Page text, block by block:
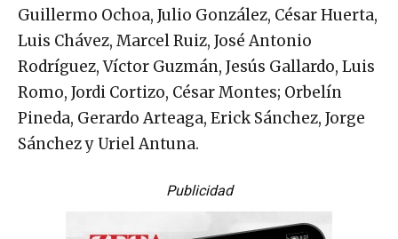
Guillermo Ochoa, Julio González, César Huerta,
Luis Chávez, Marcel Ruiz, José Antonio
Rodríguez, Víctor Guzmán, Jesús Gallardo, Luis
Romo, Jordi Cortizo, César Montes; Orbelín
Pineda, Gerardo Arteaga, Erick Sánchez, Jorge
Sánchez y Uriel Antuna.
Publicidad